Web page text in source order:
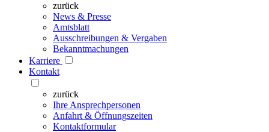
zurück
News & Presse
Amtsblatt
Ausschreibungen & Vergaben
Bekanntmachungen
Karriere
Kontakt
zurück
Ihre Ansprechpersonen
Anfahrt & Öffnungszeiten
Kontaktformular